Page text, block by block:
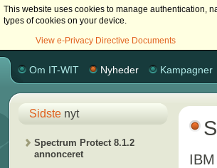
Om IT-WIT Nyheder Kampagner
Sidstenyt
Spectrum Protect 8.1.2
annonceret
This website uses cookies to manage authentication,
types of cookies on your device.
View e-Privacy Directive Documents